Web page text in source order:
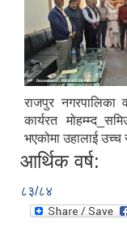
राजपुर नगरपालिका
कार्यरत
भएकोमा उहालाई उच्च
आर्थिक वर्ष:
८३/८४